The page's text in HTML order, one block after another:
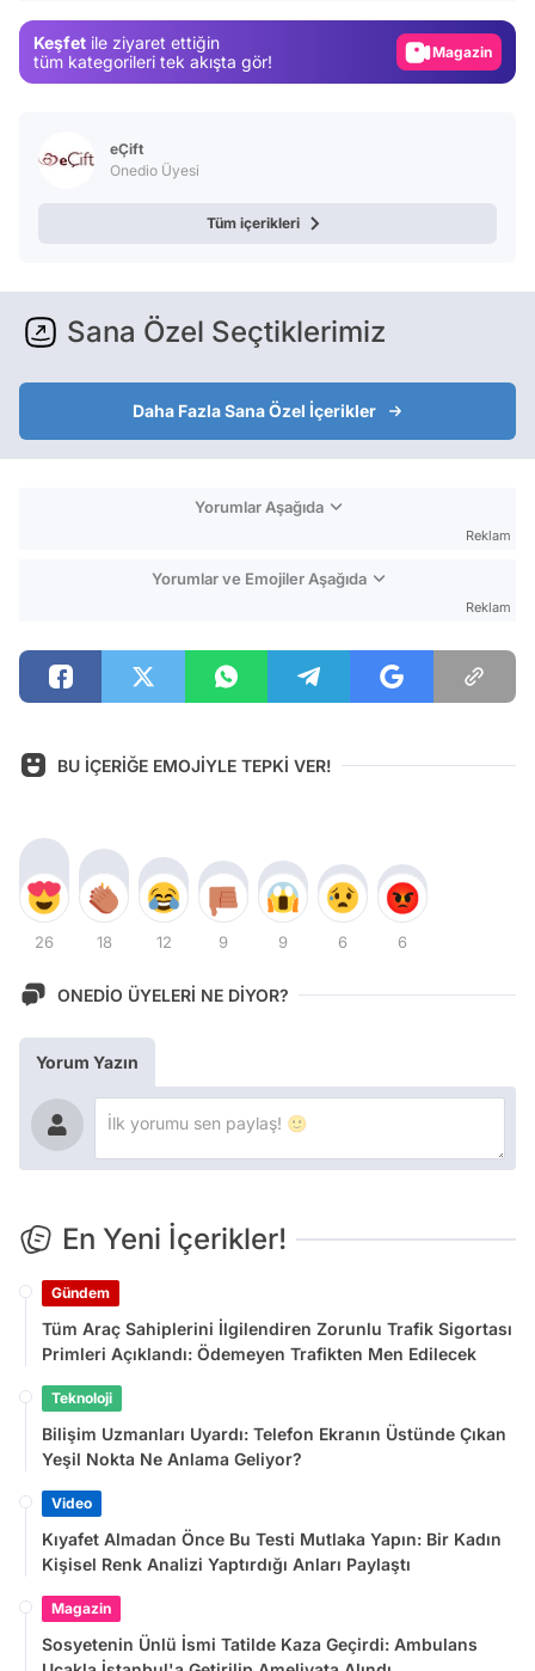
Keşfet ile ziyaret ettiğin
tüm kategorileri tek akışta gör!
Magazin
eÇift
Onedio Üyesi
Tüm içerikleri
Sana Özel Seçtiklerimiz
Daha Fazla Sana Özel İçerikler
Yorumlar Aşağıda
Reklam
Yorumlar ve Emojiler Aşağıda
Reklam
BU İÇERİĞE EMOJİYLE TEPKİ VER!
26 18 12 9 9 6 6
ONEDİO ÜYELERİ NE DİYOR?
Yorum Yazın
En Yeni İçerikler!
Gündem
Tüm Araç Sahiplerini İlgilendiren Zorunlu Trafik Sigortası
Primleri Açıklandı: Ödemeyen Trafikten Men Edilecek
Teknoloji
Bilişim Uzmanları Uyardı: Telefon Ekranın Üstünde Çıkan
Yeşil Nokta Ne Anlama Geliyor?
Video
Kıyafet Almadan Önce Bu Testi Mutlaka Yapın: Bir Kadın
Kişisel Renk Analizi Yaptırdığı Anları Paylaştı
Magazin
Sosyetenin Ünlü İsmi Tatilde Kaza Geçirdi: Ambulans